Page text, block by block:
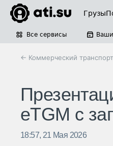
Грузы
Все сервисы
← Коммерческий транспорт
eTGM с
18:57, 21 Мая 2026